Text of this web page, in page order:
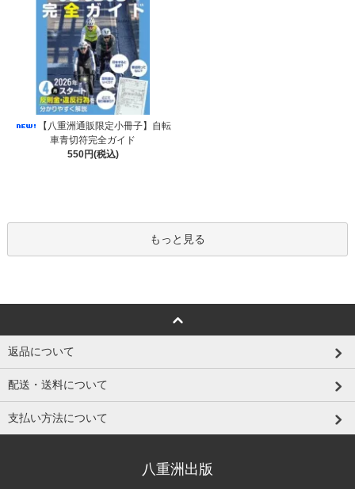
【八重洲通販限定小冊子】自転
車青切符完全ガイド
550円(税込)
もっと見る
返品について
配送・送料について
支払い方法について
八重洲出版